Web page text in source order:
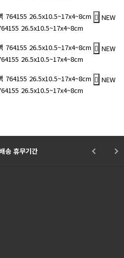
NEW
26.5x10.5~17x4~8cm
NEW
26.5x10.5~17x4~8cm
NEW
26.5x10.5~17x4~8cm
송 휴무기간